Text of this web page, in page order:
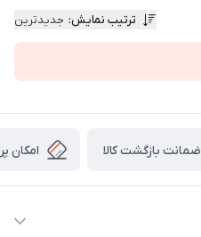
ترتیب نمایش: جدیدترین
ضمانت بازگشت کالا امکان